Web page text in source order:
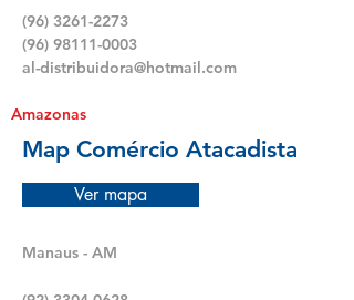
(96) 3261-2273
(96) 98111-0003
al-distribuidora@hotmail.com
Amazonas
Map Comércio Atacadista
Ver mapa
Manaus - AM